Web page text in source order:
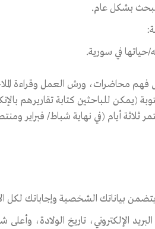
بشكل عام.
في سورية.
فهم محاضرات، ورش العمل وقراءة
(يمكن للباحثين كتابة تقاريرهم
أيام (في نهاية شباط/ فبراير
بياناتك الشخصية وإجاباتك لكل
الإلكتروني، تاريخ الولادة،